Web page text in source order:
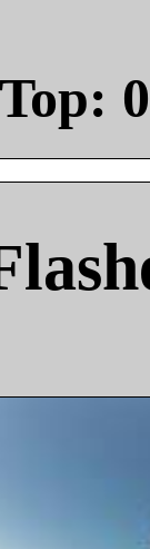
0